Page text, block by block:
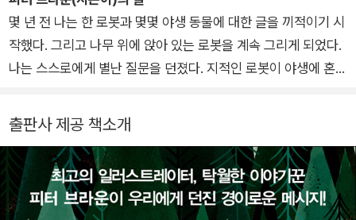
트랙터 막스』, 『개구리와 두꺼비는 친구』, 『이름 없는 나라에서
온 스케치』, 『비에도 지지 않고』, 『은하 철도의 밤』, 『작가』, 『끝까
지 제대로』, 『작아지고 작아져서』 등이 있습니다. 쓴 책으로는
터』 등의 그림책과 미야자와 겐지 원작을 고쳐 쓴 『떼쟁이 쳇』, 그
리고 100일 동안 매일 쓴 산책 일기 『100일 동안 매일』이 있습니
다.
몇 년 전 나는 한 로봇과 몇몇 야생 동물에 대한 글을 끼적이기 시
작했다. 그리고 나무 위에 앉아 있는 로봇을 계속 그리게 되었다.
나는 스스로에게 별난 질문을 던졌다. 지적인 로봇이 야생에 혼자
또 자연은 로봇을 어떻게 받아들일까? 나는 왜 로봇이 여자라고
생각하고 있을까? 말이 나왔으니 하는 말인데, 어째서 많은 공상
과학 소설가들이 자신의 로봇 캐릭터에 성별을 부여할까?
로즈라는 이름의 로봇이 서서히 마음속에서 그 모습을 갖추어 갔
다. 나는 그녀가 외딴섬에서 모험을 하는 게 보였다. 그녀가 야생
출판사 제공 책소개